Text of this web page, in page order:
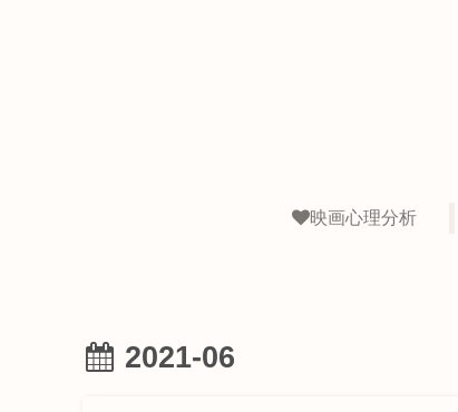
映画心理分析
2021-06